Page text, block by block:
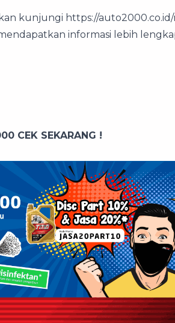
kunjungi https://
informasi lebih
CEK SEKARANG !